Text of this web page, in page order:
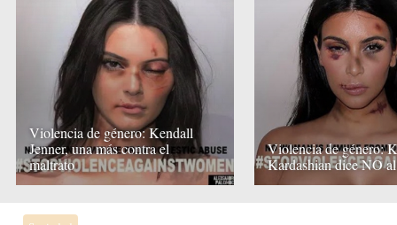
Violencia de género: Kendall
Jenner, una más contra el
maltrato
Violencia de género:
Kardashian dice NO